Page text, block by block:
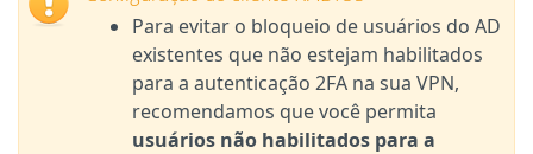
Para evitar o bloqueio de usuários do AD
existentes que não estejam habilitados
para a autenticação 2FA na sua VPN,
recomendamos que você permita
usuários não habilitados para a